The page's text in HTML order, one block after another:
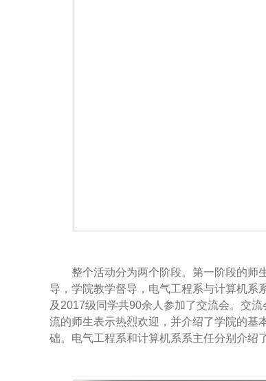
整个活动分为两个阶段。第一阶段的师
导，学院教学督导，电气工程系与计算机系
及2017级同学共90余人参加了交流会。交
流的师生表示热烈欢迎，并介绍了学院的基
础。电气工程系和计算机系系主任分别介绍